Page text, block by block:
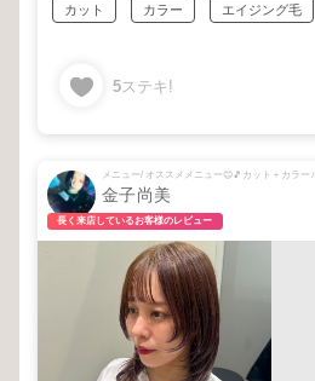
カット カラー エイジング毛
5ステキ!
メニュー/ オススメメニュー😊🎵カット＋カラー♪
金子尚美
長く来店しているお客様のレビュー